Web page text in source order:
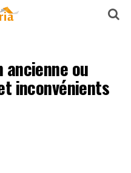
ancienne ou
inconvénients